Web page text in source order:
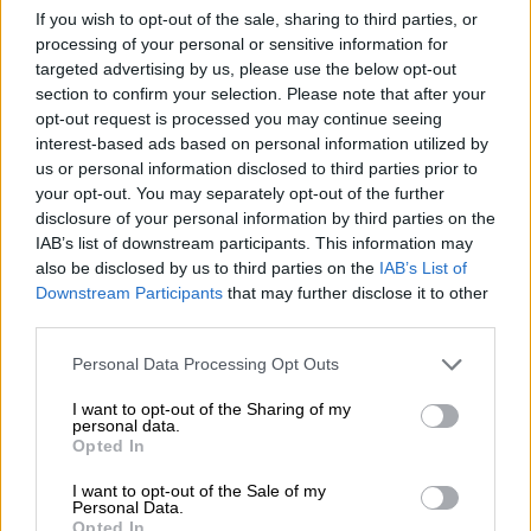
If you wish to opt-out of the sale, sharing to third parties, or
processing of your personal or sensitive information for
targeted advertising by us, please use the below opt-out
section to confirm your selection. Please note that after your
opt-out request is processed you may continue seeing
interest-based ads based on personal information utilized by
us or personal information disclosed to third parties prior to
your opt-out. You may separately opt-out of the further
disclosure of your personal information by third parties on the
IAB’s list of downstream participants. This information may
also be disclosed by us to third parties on the IAB’s List of
Downstream Participants that may further disclose it to other
Please note that this website/app uses one or more Google
not limited to your visit or usage behaviour. You may click to
grant or deny consent to Google and its third-party tags to
use your data for below specified purposes in below Google
consent section.
Personal Data Processing Opt Outs
I want to opt-out of the Sharing of my
personal data.
Opted In
I want to opt-out of the Sale of my
Personal Data.
Opted In
και οργανώσεις της παναμαϊκής αριστεράς.
Σε πλακάτ που κράταγαν διαδηλωτές
διάβαζε κανείς συνθήματα όπως « Ντόναλντ
Τραμπ,δημόσιος κίνδυνος για τονΠαναμά».
Δεν υπήρξαν επεισόδια στη διαδήλωση
μπροστά στην πρεσβεία, που φρουρούσαν
περίπου είκοσι αστυνομικοί.
📌|#Internacional | 🇵🇦 “Deja el
canal” Panameños protestan contra
#DonaldTrumpfrente a embajada de
#EU
Un centenar de manifestantes se
concentraron este martes frente a la
embajada de Estados Unidos en